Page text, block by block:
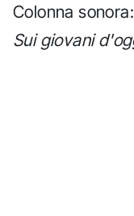
Colonna
Sui giovani